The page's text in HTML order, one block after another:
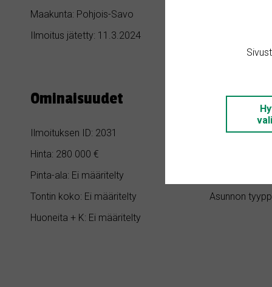
Maakunta: Pohjois-Savo
Kaupunki /
Ilmoitus jätetty: 11.3.2024
Ominaisuudet
Ilmoituksen ID: 2031
Hinta: 280 000 €
Pinta-ala: Ei määritelty
Tontin koko: Ei määritelty
Asunnon
Huoneita + K: Ei määritelty